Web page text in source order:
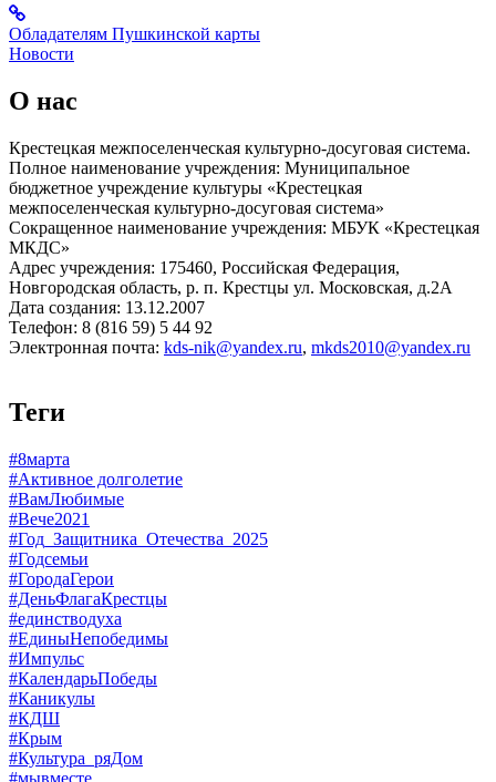
Обладателям Пушкинской карты
Новости
О нас
Крестецкая межпоселенческая культурно-досуговая система.
Полное наименование учреждения: Муниципальное
бюджетное учреждение культуры «Крестецкая
межпоселенческая культурно-досуговая система»
Сокращенное наименование учреждения: МБУК «Крестецкая
МКДС»
Адрес учреждения: 175460, Российская Федерация,
Новгородская область, р. п. Крестцы ул. Московская, д.2А
Дата создания: 13.12.2007
Телефон: 8 (816 59) 5 44 92
Электронная почта: kds-nik@yandex.ru, mkds2010@yandex.ru
Теги
#8марта
#Активное долголетие
#ВамЛюбимые
#Вече2021
#Год_Защитника_Отечества_2025
#Годсемьи
#ГородаГерои
#ДеньФлагаКрестцы
#единстводуха
#ЕдиныНепобедимы
#Импульс
#КалендарьПобеды
#Каникулы
#КДШ
#Крым
#Культура_ряДом
#мывместе